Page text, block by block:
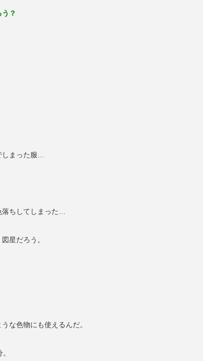
う？
まった服…
ちしてしまった…
星だろう。
な色物にも使えるんだ。